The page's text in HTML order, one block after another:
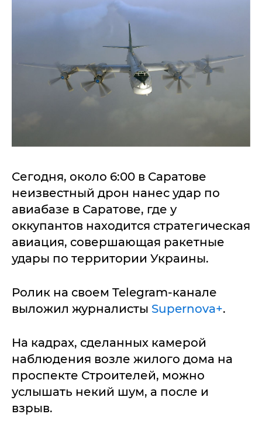
Сегодня, около 6:00 в Саратове
неизвестный дрон нанес удар по
авиабазе в Саратове, где у
оккупантов находится стратегическая
авиация, совершающая ракетные
удары по территории Украины.
Ролик на своем Telegram-канале
выложил журналисты Supernova+.
На кадрах, сделанных камерой
наблюдения возле жилого дома на
проспекте Строителей, можно
услышать некий шум, а после и
взрыв.